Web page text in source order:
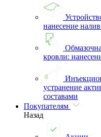
нанесение
кровли:
устранение
составами
Покупателям
Назад